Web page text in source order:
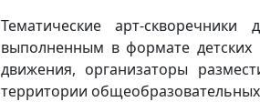
Тематические арт-
выполненным в формате
движения, организаторы
территории